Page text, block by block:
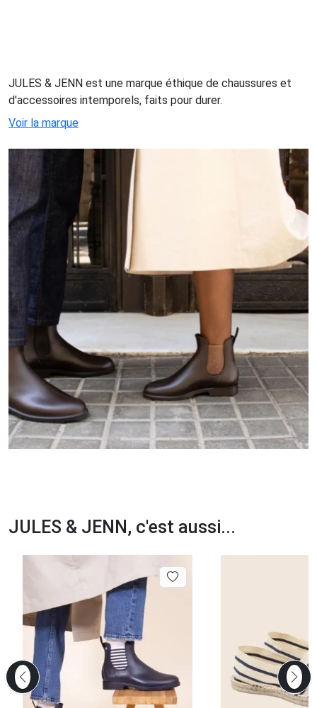
JULES & JENN est une marque éthique de chaussures et
d'accessoires intemporels, faits pour durer.
Voir la marque
JULES & JENN, c'est aussi...